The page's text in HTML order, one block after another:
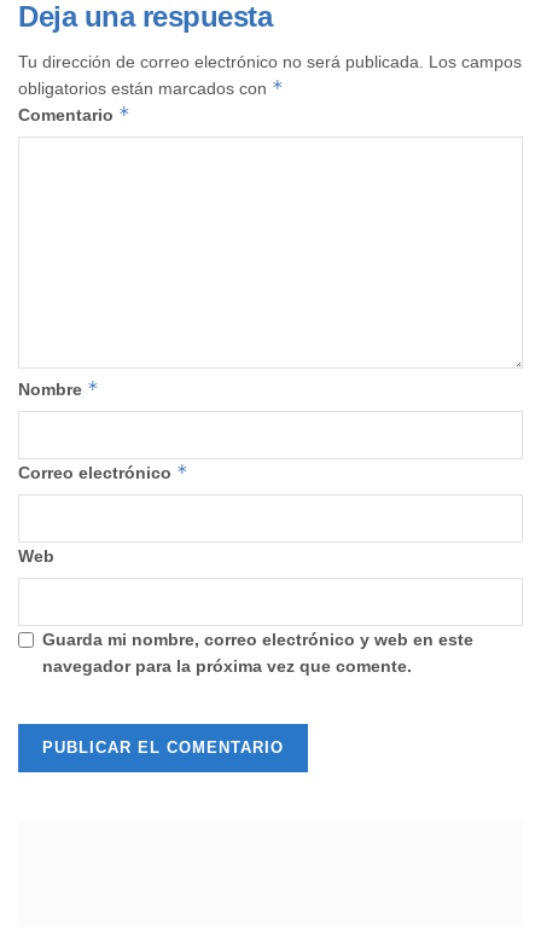
Deja una respuesta
Tu dirección de correo electrónico no será publicada.
Los campos
obligatorios están marcados con *
Comentario *
Nombre *
Correo electrónico *
Web
Guarda mi nombre, correo electrónico y web en este
navegador para la próxima vez que comente.